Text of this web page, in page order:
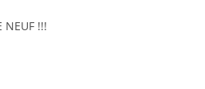
NEUF !!!